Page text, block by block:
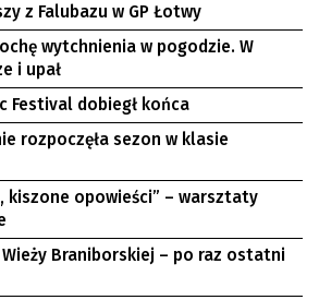
z Falubazu w GP Łotwy
wytchnienia w pogodzie. W
i upał
Festival dobiegł końca
rozpoczęła sezon w klasie
kiszone opowieści” – warsztaty
Braniborskiej – po raz ostatni